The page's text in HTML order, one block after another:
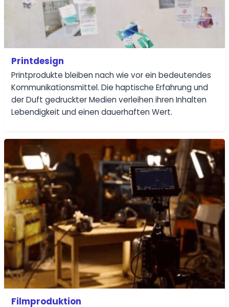
Printdesign
Printprodukte bleiben nach wie vor ein bedeutendes
Kommunikationsmittel. Die haptische Erfahrung und
der Duft gedruckter Medien verleihen ihren Inhalten
Lebendigkeit und einen dauerhaften Wert.
Filmproduktion